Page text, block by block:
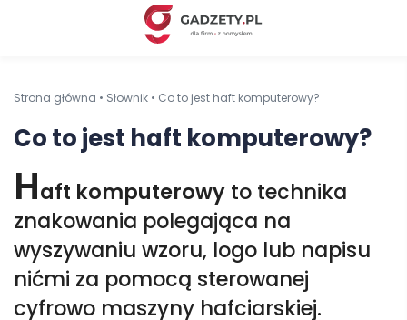
Strona główna • Słownik • Co to jest haft komputerowy?
Co to jest haft komputerowy?
Haft komputerowy to technika
znakowania polegająca na
wyszywaniu wzoru, logo lub napisu
nićmi za pomocą sterowanej
cyfrowo maszyny hafciarskiej.